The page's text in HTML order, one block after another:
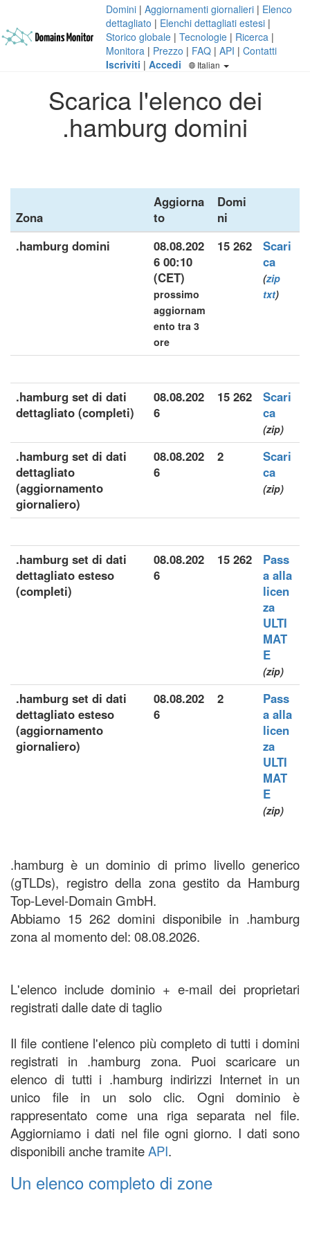
Domini | Aggiornamenti giornalieri | Elenco
dettagliato | Elenchi dettagliati estesi |
Storico globale | Tecnologie | Ricerca |
Monitora | Prezzo | FAQ | API | Contatti
Iscriviti | Accedi Italian
Scarica l'elenco dei
.hamburg domini
Zona
Aggiorna
to
Domi
ni
.hamburg domini
08.08.202
6 00:10
(CET)
prossimo
aggiornam
ento tra 3
ore
15 262
Scari
ca
(zip
txt)
.hamburg set di dati
dettagliato (completi)
08.08.202
6
15 262
Scari
ca
(zip)
.hamburg set di dati
dettagliato
(aggiornamento
giornaliero)
08.08.202
6
2
Scari
ca
(zip)
.hamburg set di dati
dettagliato esteso
(completi)
08.08.202
6
15 262
Pass
a alla
licen
za
ULTI
MAT
E
(zip)
.hamburg set di dati
dettagliato esteso
(aggiornamento
giornaliero)
08.08.202
6
2
Pass
a alla
licen
za
ULTI
MAT
E
(zip)
.hamburg è un dominio di primo livello generico
(gTLDs), registro della zona gestito da Hamburg
Top-Level-Domain GmbH.
Abbiamo 15 262 domini disponibile in .hamburg
zona al momento del: 08.08.2026.
L'elenco include dominio + e-mail dei proprietari
registrati dalle date di taglio
Il file contiene l'elenco più completo di tutti i domini
registrati in .hamburg zona. Puoi scaricare un
elenco di tutti i .hamburg indirizzi Internet in un
unico file in un solo clic. Ogni dominio è
rappresentato come una riga separata nel file.
Aggiorniamo i dati nel file ogni giorno. I dati sono
disponibili anche tramiteAPI.
Un elenco completo di zone